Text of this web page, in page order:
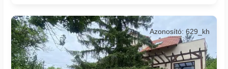
Azonosító: 629_kh